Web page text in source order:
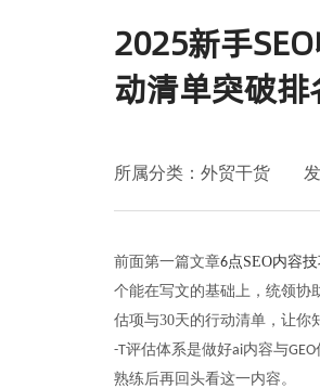
2025新手
动清单突破排
所属分类：外贸干货
前面第一篇文章6点SEO内容技
个能在写文的基础上，统领协
估项与30天的行动清单，让你
-T评估体系是做好ai内容与GEO
熟练后再回头看这一内容 。